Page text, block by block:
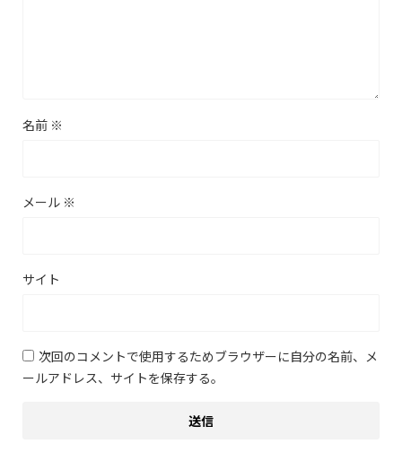
名前 ※
メール ※
サイト
次回のコメントで使用するためブラウザーに自分の名前、メ
ールアドレス、サイトを保存する。